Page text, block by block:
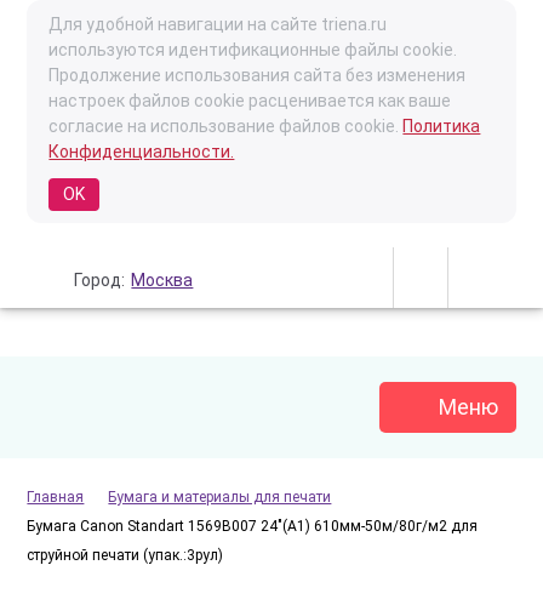
Для удобной навигации на сайте triena.ru
используются идентификационные файлы cookie.
Продолжение использования сайта без изменения
настроек файлов cookie расценивается как ваше
согласие на использование файлов cookie. Политика
Конфиденциальности.
OK
Город: Москва
Меню
Главная
Бумага и материалы для печати
Бумага Canon Standart 1569B007 24"(A1) 610мм-50м/80г/м2 для
струйной печати (упак.:3рул)